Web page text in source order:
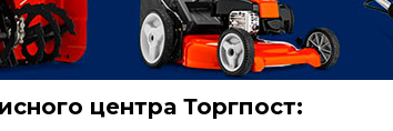
центра Торгпост: